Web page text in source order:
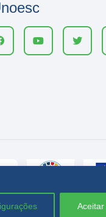
Política de privacidade